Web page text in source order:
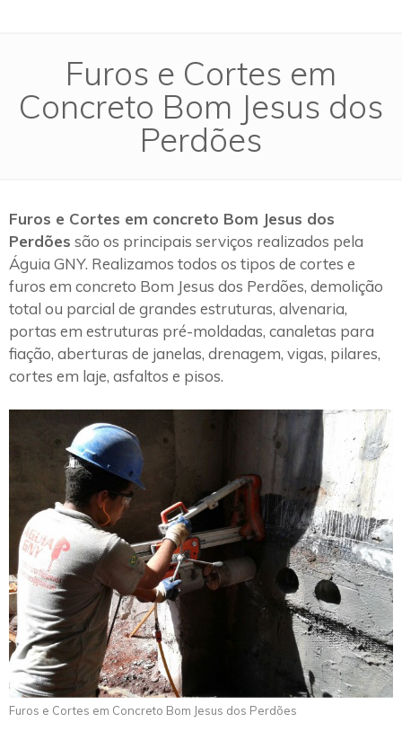
Furos e Cortes em
Concreto Bom Jesus dos
Perdões
Furos e Cortes em concreto Bom Jesus dos
Perdões são os principais serviços realizados pela
Águia GNY. Realizamos todos os tipos de cortes e
furos em concreto Bom Jesus dos Perdões, demolição
total ou parcial de grandes estruturas, alvenaria,
portas em estruturas pré-moldadas, canaletas para
fiação, aberturas de janelas, drenagem, vigas, pilares,
cortes em laje, asfaltos e pisos.
Furos e Cortes em Concreto Bom Jesus dos Perdões